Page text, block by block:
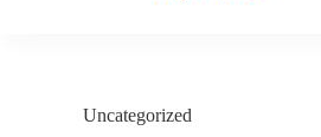
Uncategorized